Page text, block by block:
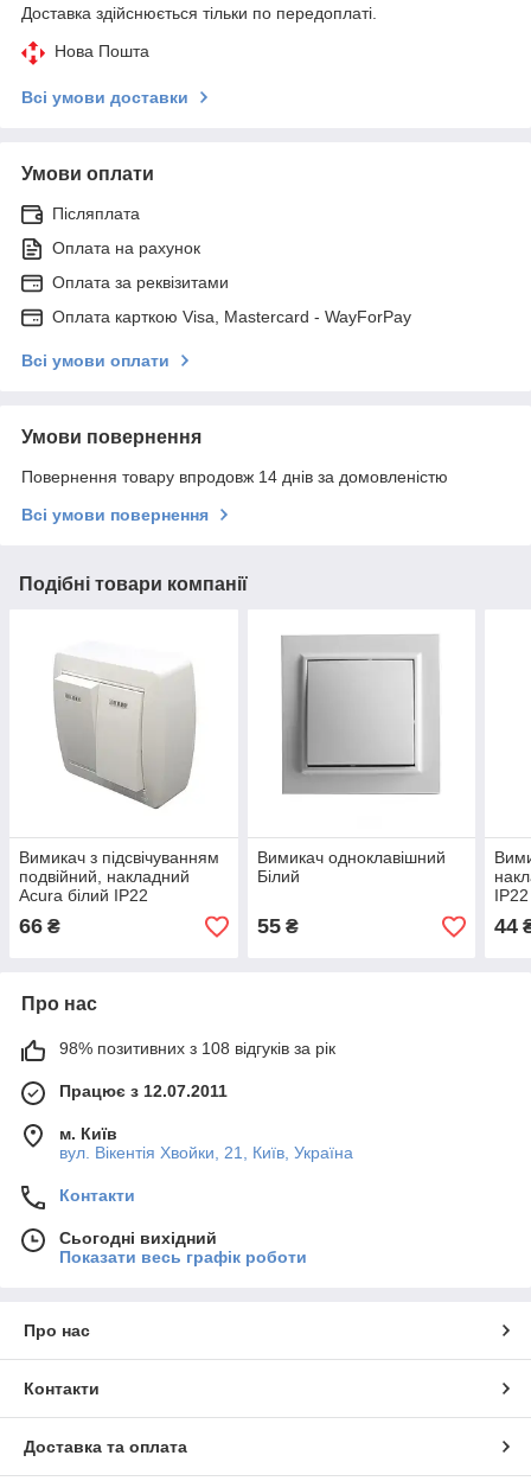
Доставка здійснюється тільки по передоплаті.
Нова Пошта
Всі умови доставки
Умови оплати
Післяплата
Оплата на рахунок
Оплата за реквізитами
Оплата карткою Visa, Mastercard - WayForPay
Всі умови оплати
Умови повернення
Повернення товару впродовж 14 днів за домовленістю
Всі умови повернення
Подібні товари компанії
Вимикач з підсвічуванням
подвійний, накладний
Acura білий ІР22
66 ₴
Вимикач одноклавішний
Білий
55₴
IP22
44
Про нас
98% позитивних з 108 відгуків за рік
Працює з 12.07.2011
м. Київ
вул. Вікентія Хвойки, 21, Київ, Україна
Контакти
Сьогодні вихідний
Показати весь графік роботи
Про нас
Контакти
Доставка та оплата